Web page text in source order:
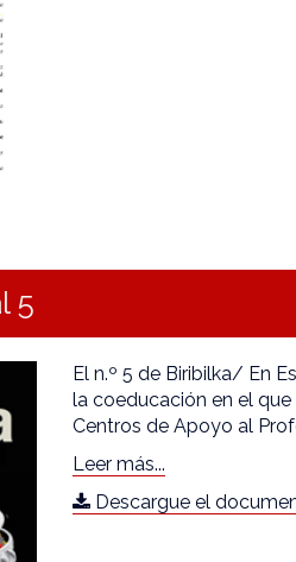
5
El n.º 5 de Biribilka/ En
la coeducación en el
Centros de Apoyo al
Leer más...
Descargue el